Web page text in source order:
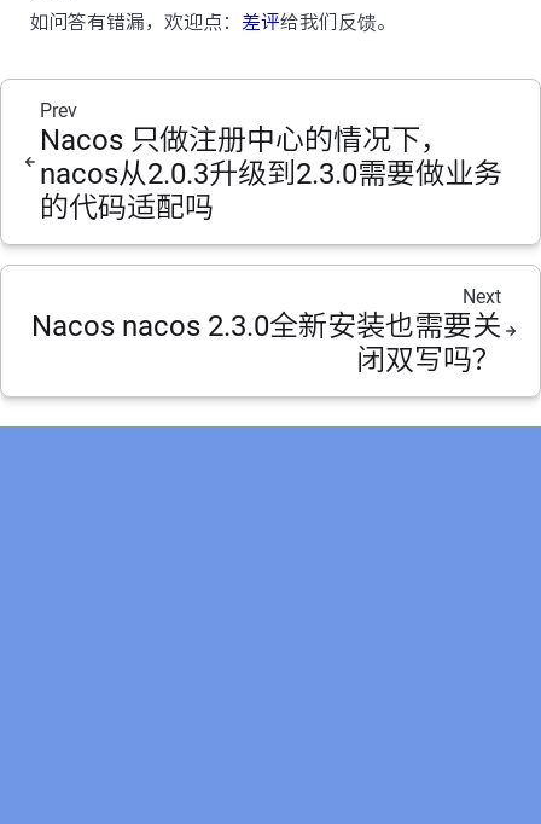
如问答有错漏，欢迎点： 差评给我们反馈。
Prev
Nacos 只做注册中心的情况下，
nacos从2.0.3升级到2.3.0需要做业务
的代码适配吗
Next
Nacos nacos 2.3.0全新安装也需要关
闭双写吗？